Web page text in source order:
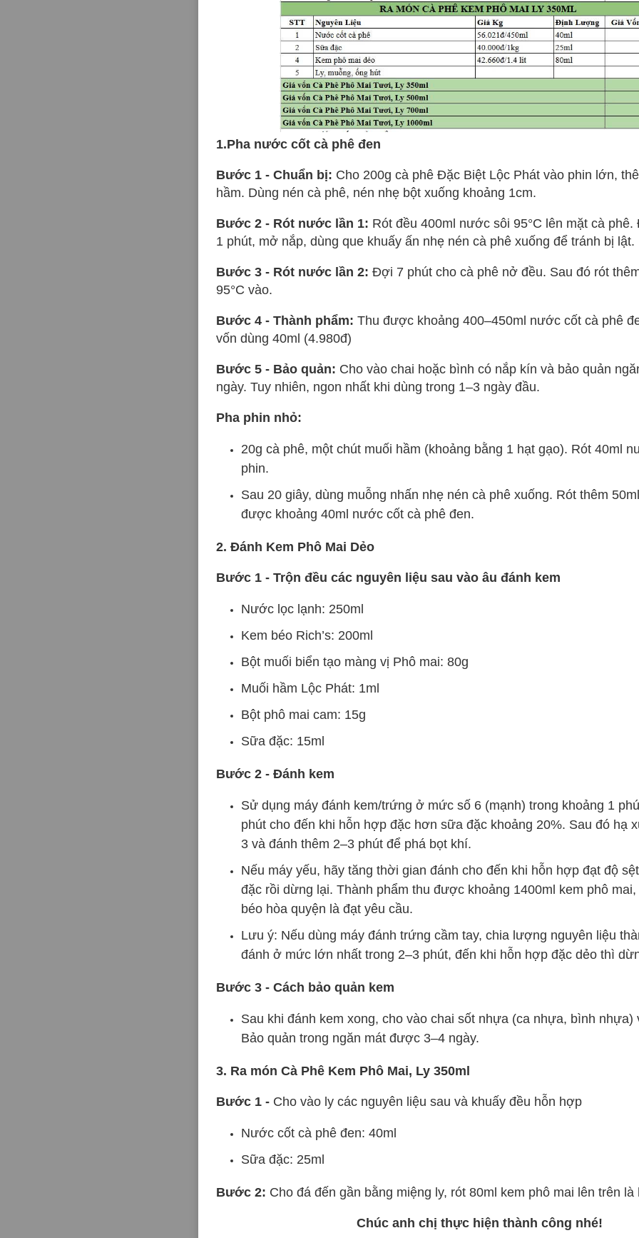
1.Pha nước cốt cà phê đen
Bước 1 - Chuẩn bị: Cho 200g cà phê Đặc Biệt Lộc Phát vào phin lớn,
hầm. Dùng nén cà phê, nén nhẹ bột xuống khoảng 1cm.
Bước 2 - Rót nước lần 1: Rót đều 400ml nước sôi 95°C lên mặt cà
1 phút, mở nắp, dùng que khuấy ấn nhẹ nén cà phê xuống để tránh bị lật.
Bước 3 - Rót nước lần 2: Đợi 7 phút cho cà phê nở đều. Sau đó rót
95°C vào.
Bước 4 - Thành phẩm: Thu được khoảng 400–450ml nước cốt cà phê
vốn dùng 40ml (4.980đ)
Bước 5 - Bảo quản: Cho vào chai hoặc bình có nắp kín và bảo quản
ngày. Tuy nhiên, ngon nhất khi dùng trong 1–3 ngày đầu.
Pha phin nhỏ:
20g cà phê, một chút muối hầm (khoảng bằng 1 hạt gạo). Rót 40ml
phin.
Sau 20 giây, dùng muỗng nhấn nhẹ nén cà phê xuống. Rót thêm
được khoảng 40ml nước cốt cà phê đen.
2. Đánh Kem Phô Mai Dẻo
Bước 1 - Trộn đều các nguyên liệu sau vào âu đánh kem
Nước lọc lạnh: 250ml
Kem béo Rich’s: 200ml
Bột muối biển tạo màng vị Phô mai: 80g
Muối hầm Lộc Phát: 1ml
Bột phô mai cam: 15g
Sữa đặc: 15ml
Bước 2 - Đánh kem
Sử dụng máy đánh kem/trứng ở mức số 6 (mạnh) trong khoảng 1
phút cho đến khi hỗn hợp đặc hơn sữa đặc khoảng 20%. Sau đó hạ
3 và đánh thêm 2–3 phút để phá bọt khí.
Nếu máy yếu, hãy tăng thời gian đánh cho đến khi hỗn hợp đạt độ
đặc rồi dừng lại. Thành phẩm thu được khoảng 1400ml kem phô
béo hòa quyện là đạt yêu cầu.
Lưu ý: Nếu dùng máy đánh trứng cầm tay, chia lượng nguyên liệu
đánh ở mức lớn nhất trong 2–3 phút, đến khi hỗn hợp đặc dẻo thì
Bước 3 - Cách bảo quản kem
Sau khi đánh kem xong, cho vào chai sốt nhựa (ca nhựa, bình nhựa)
Bảo quản trong ngăn mát được 3–4 ngày.
3. Ra món Cà Phê Kem Phô Mai, Ly 350ml
Bước 1 - Cho vào ly các nguyên liệu sau và khuấy đều hỗn hợp
Nước cốt cà phê đen: 40ml
Sữa đặc: 25ml
Bước 2: Cho đá đến gần bằng miệng ly, rót 80ml kem phô mai lên trên là
Chúc anh chị thực hiện thành công nhé!